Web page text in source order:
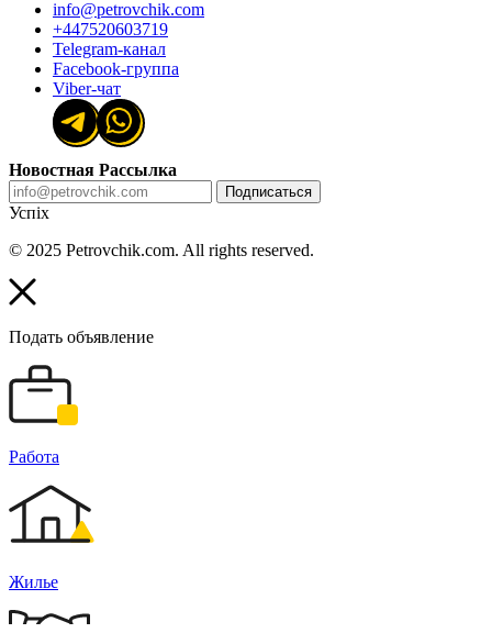
info@petrovchik.com
+447520603719
Telegram-канал
Facebook-группа
Viber-чат
Новостная Рассылка
Подписаться
Успіх
© 2025 Petrovchik.com. All rights reserved.
Подать объявление
Работа
Жилье